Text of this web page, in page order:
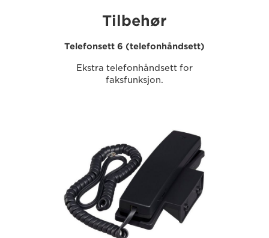
Tilbehør
Telefonsett 6 (telefonhåndsett)
Ekstra telefonhåndsett for
faksfunksjon.